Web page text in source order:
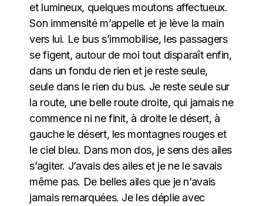
et lumineux, quelques moutons affectueux.
Son immensité m’appelle et je lève la main
vers lui. Le bus s’immobilise, les passagers
se figent, autour de moi tout disparaît enfin,
dans un fondu de rien et je reste seule,
seule dans le rien du bus. Je reste seule sur
la route, une belle route droite, qui jamais ne
commence ni ne finit, à droite le désert, à
gauche le désert, les montagnes rouges et
le ciel bleu. Dans mon dos, je sens des ailes
s’agiter. J’avais des ailes et je ne le savais
même pas. De belles ailes que je n’avais
jamais remarquées. Je les déplie avec